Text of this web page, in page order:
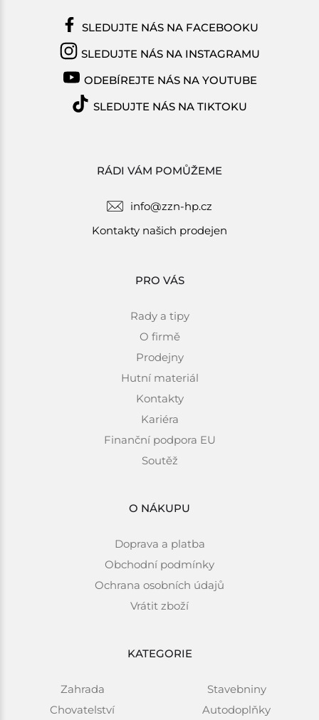
RÁDI VÁM POMŮŽEME
info@zzn-hp.cz
Kontakty našich prodejen
PRO VÁS
Rady a tipy
O firmě
Prodejny
Hutní materiál
Kontakty
Kariéra
Finanční podpora EU
Soutěž
O NÁKUPU
Doprava a platba
Obchodní podmínky
Ochrana osobních údajů
Vrátit zboží
KATEGORIE
Zahrada
Chovatelství
Stavebniny
Autodoplňky
SLEDUJTE NÁS NA FACEBOOKU
SLEDUJTE NÁS NA INSTAGRAMU
ODEBÍREJTE NÁS NA YOUTUBE
SLEDUJTE NÁS NA TIKTOKU